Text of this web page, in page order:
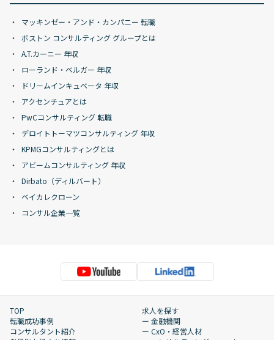
マッキンゼー・アンド・カンパニー 転職
ボストン コンサルティング グループとは
A.T.カーニー 年収
ローランド・ベルガー 年収
ドリームインキュベータ 年収
アクセンチュアとは
PwCコンサルティング 転職
デロイトトーマツコンサルティング 年収
KPMGコンサルティングとは
アビームコンサルティング 年収
Dirbato（ディルバート）
ベイカレクローン
コンサル企業一覧
TOP
転職成功事例
コンサルタント紹介
求人を探す
ー 金融機関
ー CxO・経営人材